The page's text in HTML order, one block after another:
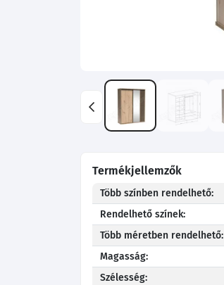
Termékjellemzők
Több színben rendelhető:
Rendelhető színek:
Több méretben rendelhető:
Magasság:
Szélesség: